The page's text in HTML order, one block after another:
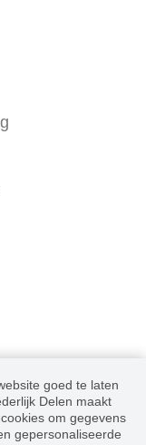
goed te laten
Delen maakt
om gegevens
gepersonaliseerde